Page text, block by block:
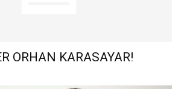
ORHAN KARASAYAR!